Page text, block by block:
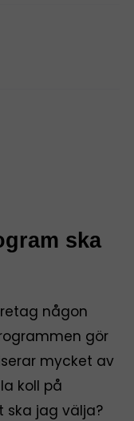
ska
någon
gör
mycket av
koll på
ska jag välja?